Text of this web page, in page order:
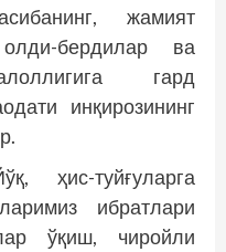
жамият
бердилар ва
гард
инқирозининг
ҳис-туйғуларга
ибратлари
ўқиш, чиройли